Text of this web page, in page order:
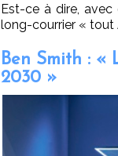
Est-ce à dire,
long-courrier « tout
Ben Smith : «
2030 »